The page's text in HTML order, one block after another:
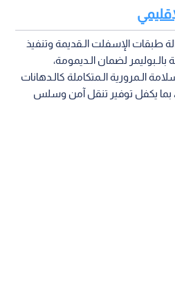
طبقات الإسفلت الـقديمة وتنفيذ
لضمان الـديمومة،
الـمرورية الـمتكاملة كالـدهانات
بما يكفل توفير تنقل آمن وسلس